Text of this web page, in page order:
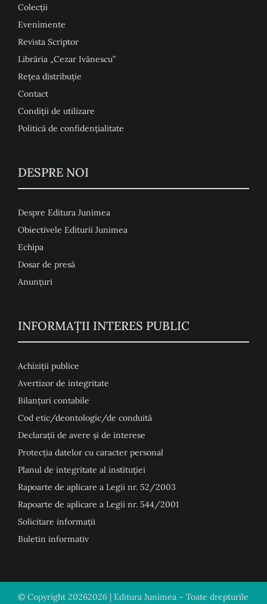
Colecţii
Evenimente
Revista Scriptor
Librăria „Cezar Ivănescu”
Rețea distribuție
Contact
Condiţii de utilizare
Politică de confidențialitate
DESPRE NOI
Despre Editura Junimea
Obiectivele Editurii Junimea
Echipa
Dosar de presă
Anunţuri
INFORMAȚII INTERES PUBLIC
Achiziții publice
Avertizor de integritate
Bilanțuri contabile
Cod etic/deontologic/de conduită
Declarații de avere și de interese
Protecția datelor cu caracter personal
Planul de integritate al instituției
Rapoarte de aplicare a Legii nr. 52/2003
Rapoarte de aplicare a Legii nr. 544/2001
Solicitare informații
Buletin informativ
© Copyright 20262026 | Editura Junimea – Toate drepturile